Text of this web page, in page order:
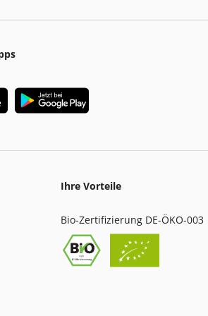
Ihre Vorteile
Bio-Zertifizierung DE-ÖKO-003